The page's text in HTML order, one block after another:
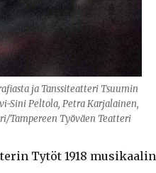
ja Tanssiteatteri Tsuumin
Sini Peltola, Petra Karjalainen,
Tampereen Työväen Teatteri
Tytöt 1918 musikaalin